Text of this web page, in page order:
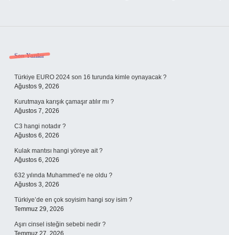
Sidebar
Son Yazılar
Türkiye EURO 2024 son 16 turunda kimle oynayacak ?
Ağustos 9, 2026
Kurutmaya karışık çamaşır atılır mı ?
Ağustos 7, 2026
C3 hangi notadır ?
Ağustos 6, 2026
Kulak mantısı hangi yöreye ait ?
Ağustos 6, 2026
632 yılında Muhammed’e ne oldu ?
Ağustos 3, 2026
Türkiye’de en çok soyisim hangi soy isim ?
Temmuz 29, 2026
Aşırı cinsel isteğin sebebi nedir ?
Temmuz 27, 2026